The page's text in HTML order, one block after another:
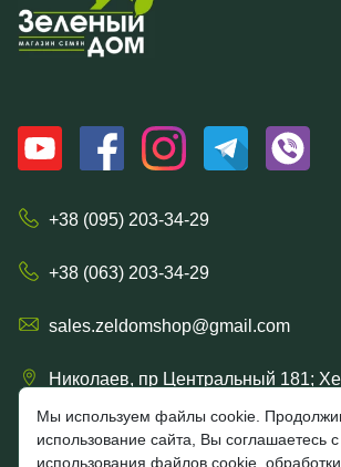
+38 (095) 203-34-29
+38 (063) 203-34-29
sales.zeldomshop@gmail.com
Николаев, пр Центральный 181;
Мы используем файлы cookie.
использование сайта, Вы соглашаетесь
использования файлов cookie,